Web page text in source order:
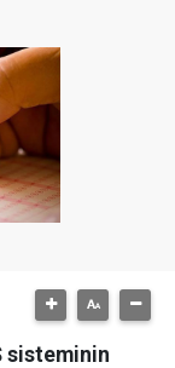
sisteminin